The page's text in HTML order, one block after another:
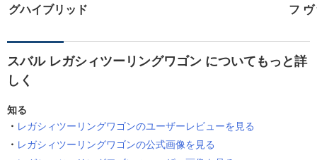
グハイブリッド
フ
スバル レガシィツーリングワゴン についてもっと詳
しく
知る
レガシィツーリングワゴンのユーザーレビューを見る
レガシィツーリングワゴンの公式画像を見る